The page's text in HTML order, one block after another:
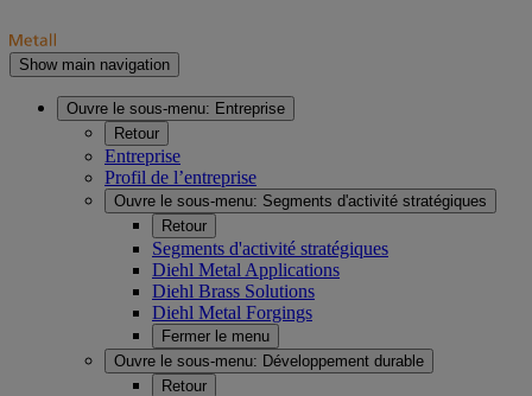
Show main navigation
Ouvre le sous-menu: Entreprise
Retour
Entreprise
Profil de l’entreprise
Ouvre le sous-menu: Segments d'activité stratégiques
Retour
Segments d'activité stratégiques
Diehl Metal Applications
Diehl Brass Solutions
Diehl Metal Forgings
Fermer le menu
Ouvre le sous-menu: Développement durable
Retour